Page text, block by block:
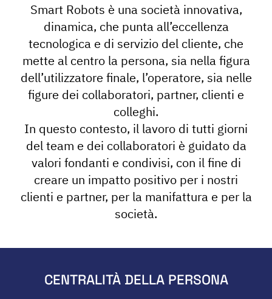
Smart Robots è una società innovativa,
dinamica, che punta all’eccellenza
tecnologica e di servizio del cliente, che
mette al centro la persona, sia nella figura
dell’utilizzatore finale, l’operatore, sia nelle
figure dei collaboratori, partner, clienti e
colleghi.
In questo contesto, il lavoro di tutti giorni
del team e dei collaboratori è guidato da
valori fondanti e condivisi, con il fine di
creare un impatto positivo per i nostri
clienti e partner, per la manifattura e per la
società.
CENTRALITÀ DELLA PERSONA